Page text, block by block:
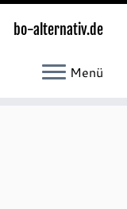
bo-alternativ.de
Menü